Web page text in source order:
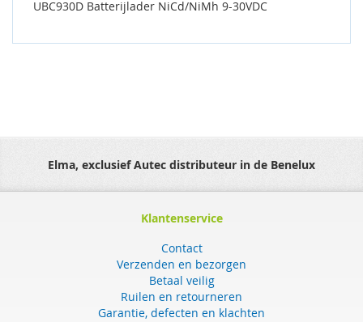
UBC930D Batterijlader NiCd/NiMh 9-30VDC
Elma, exclusief Autec distributeur in de Benelux
Klantenservice
Contact
Verzenden en bezorgen
Betaal veilig
Ruilen en retourneren
Garantie, defecten en klachten